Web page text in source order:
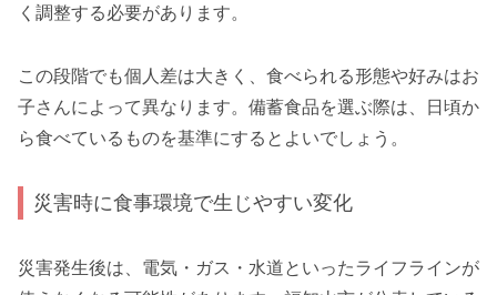
く調整する必要があります。
この段階でも個人差は大きく、食べられる形態や好みはお
子さんによって異なります。備蓄食品を選ぶ際は、日頃か
ら食べているものを基準にするとよいでしょう。
災害時に食事環境で生じやすい変化
災害発生後は、電気・ガス・水道といったライフラインが